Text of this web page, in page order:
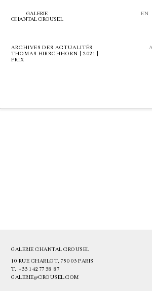
GALERIE
CHANTAL CROUSEL
EN
ARCHIVES DES ACTUALITÉS
THOMAS HIRSCHHORN | 2021 |
PRIX
GALERIE CHANTAL CROUSEL
10 RUE CHARLOT, 75003 PARIS
T. +33 1 42 77 38 87
GALERIE@CROUSEL.COM